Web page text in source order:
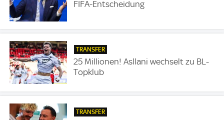
FIFA-Entscheidung
TRANSFER
25 Millionen! Asllani wechselt zu BL-
Topklub
TRANSFER